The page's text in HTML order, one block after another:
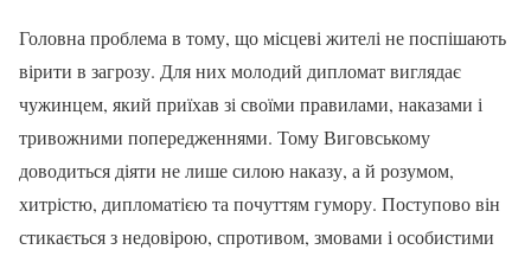
Головна проблема в тому, що місцеві жителі не поспішають
вірити в загрозу. Для них молодий дипломат виглядає
чужинцем, який приїхав зі своїми правилами, наказами і
тривожними попередженнями. Тому Виговському
доводиться діяти не лише силою наказу, а й розумом,
хитрістю, дипломатією та почуттям гумору. Поступово він
стикається з недовірою, спротивом, змовами і особистими